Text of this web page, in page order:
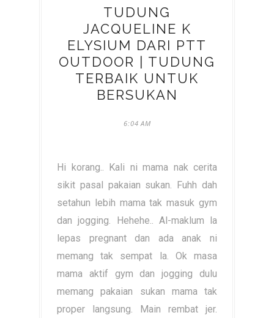
TUDUNG
JACQUELINE K
ELYSIUM DARI PTT
OUTDOOR | TUDUNG
TERBAIK UNTUK
BERSUKAN
6:04 AM
Hi korang.. Kali ni mama nak cerita
sikit pasal pakaian sukan. Fuhh dah
setahun lebih mama tak masuk gym
dan jogging. Hehehe.. Al-maklum la
lepas pregnant dan ada anak ni
memang tak sempat la. Ok masa
mama aktif gym dan jogging dulu
memang pakaian sukan mama tak
proper langsung. Main rembat jer.